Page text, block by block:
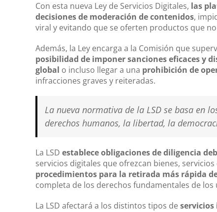
Con esta nueva Ley de Servicios Digitales, las
decisiones de moderación de contenidos,
viral y evitando que se oferten productos que
Además, la Ley encarga a la Comisión que
posibilidad de imponer sanciones eficaces y
global o incluso llegar a una prohibición de
infracciones graves y reiteradas.
La nueva normativa de la LSD se basa en
derechos humanos, la libertad, la
La LSD establece obligaciones de diligencia
servicios digitales que ofrezcan bienes,
procedimientos para la retirada más rápida
completa de los derechos fundamentales de los
La LSD afectará a los distintos tipos de servicios